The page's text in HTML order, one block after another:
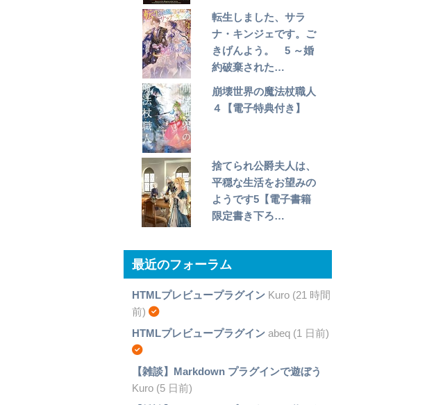
転生しました、サラ
ナ・キンジェです。ご
きげんよう。 5 ～婚
約破棄された…
崩壊世界の魔法杖職人
４【電子特典付き】
捨てられ公爵夫人は、
平穏な生活をお望みの
ようです5【電子書籍
限定書き下ろ…
最近のフォーラム
HTMLプレビュープラグインKuro (21 時間
前)
HTMLプレビュープラグインabeq (1 日前)
【雑談】Markdown プラグインで遊ぼう
Kuro (5 日前)